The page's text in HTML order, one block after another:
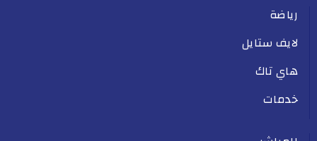
رياضة
لايف ستايل
هاي تاك
خدمات